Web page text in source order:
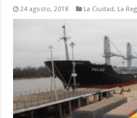
24 agosto, 2018 La Ciudad, La